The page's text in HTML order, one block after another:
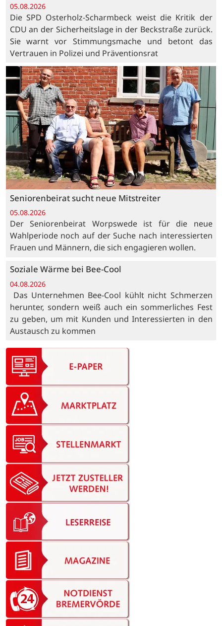
05.08.2026
Die SPD Osterholz-Scharmbeck weist die Kritik der
CDU an der Sicherheitslage in der Beckstraße zurück.
Sie warnt vor Stimmungsmache und betont das
Vertrauen in Polizei und Präventionsrat
Seniorenbeirat sucht neue Mitstreiter
05.08.2026
Der Seniorenbeirat Worpswede ist für die neue
Wahlperiode noch auf der Suche nach interessierten
Frauen und Männern, die sich engagieren wollen.
Soziale Wärme bei Bee-Cool
04.08.2026
Das Unternehmen Bee-Cool kühlt nicht Schmerzen
herunter, sondern weiß auch ein sommerliches Fest
zu geben, um mit Kunden und Interessierten in den
Austausch zu kommen